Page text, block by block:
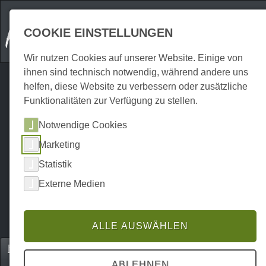
Home Einkaufen
Beauty | Wellness | Fitness
COOKIE EINSTELLUNGEN
Wir nutzen Cookies auf unserer Website. Einige von
ihnen sind technisch notwendig, während andere uns
helfen, diese Website zu verbessern oder zusätzliche
Funktionalitäten zur Verfügung zu stellen.
Notwendige Cookies
Marketing
Statistik
Externe Medien
ALLE AUSWÄHLEN